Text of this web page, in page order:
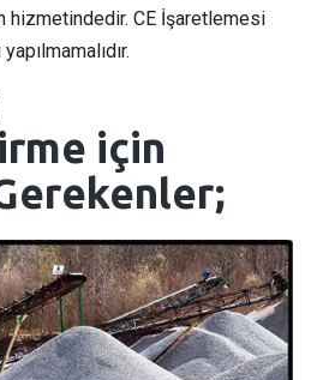
hizmetindedir. CE İşaretlemesi
için